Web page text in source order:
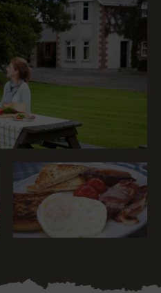
piace" Metti "mi
of Thrones Studio
Tour